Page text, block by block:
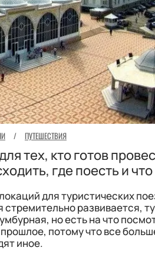
/ ПУТЕШЕСТВИЯ
тех, кто готов
где поесть и
для туристических
развивается,
но есть на что
потому что все
иное.